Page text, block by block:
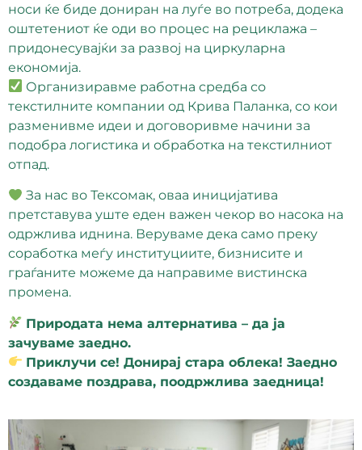
носи ќе биде дониран на луѓе во потреба, додека
оштетениот ќе оди во процес на рециклажа –
придонесувајќи за развој на циркуларна
економија.
Организиравме работна средба со
текстилните компании од Крива Паланка, со кои
разменивме идеи и договоривме начини за
подобра логистика и обработка на текстилниот
отпад.
За нас во Тексомак, оваа иницијатива
претставува уште еден важен чекор во насока на
одржлива иднина. Веруваме дека само преку
соработка меѓу институциите, бизнисите и
граѓаните можеме да направиме вистинска
промена.
Природата нема алтернатива – да ја
зачуваме заедно.
Приклучи се! Донирај стара облека! Заедно
создаваме поздрава, поодржлива заедница!